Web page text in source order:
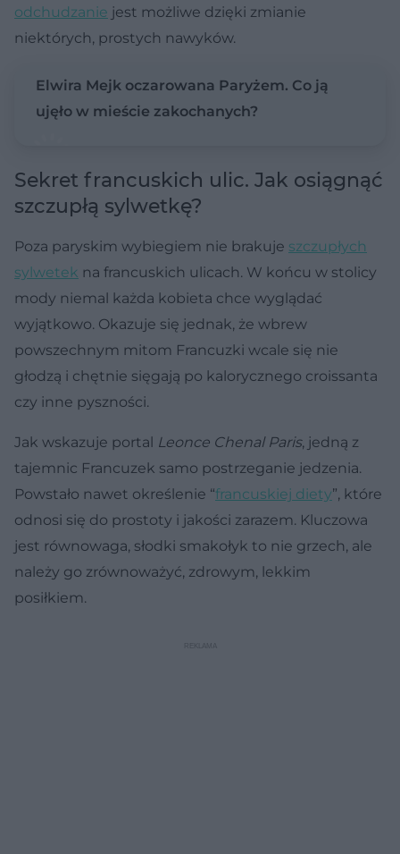
odchudzanie jest możliwe dzięki zmianie
niektórych, prostych nawyków.
Elwira Mejk oczarowana Paryżem. Co ją
ujęło w mieście zakochanych?
Sekret francuskich ulic. Jak osiągnąć
szczupłą sylwetkę?
Poza paryskim wybiegiem nie brakuje szczupłych
sylwetek na francuskich ulicach. W końcu w stolicy
mody niemal każda kobieta chce wyglądać
wyjątkowo. Okazuje się jednak, że wbrew
powszechnym mitom Francuzki wcale się nie
głodzą i chętnie sięgają po kalorycznego croissanta
czy inne pyszności.
Jak wskazuje portal Leonce Chenal Paris, jedną z
tajemnic Francuzek samo postrzeganie jedzenia.
Powstało nawet określenie “francuskiej diety”, które
odnosi się do prostoty i jakości zarazem. Kluczowa
jest równowaga, słodki smakołyk to nie grzech, ale
należy go zrównoważyć, zdrowym, lekkim
posiłkiem.